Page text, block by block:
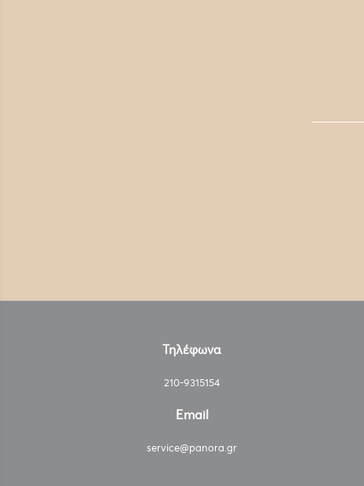
Τηλέφωνα
210-9315154
Email
service@panora.gr